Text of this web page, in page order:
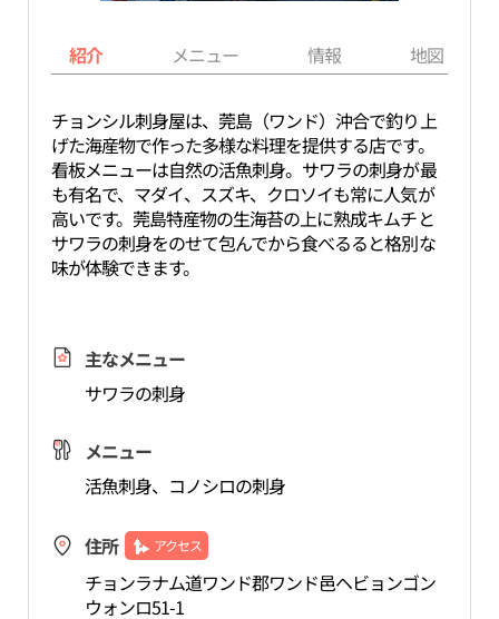
紹介 メニュー 情報 地図
チョンシル刺身屋は、莞島（ワンド）沖合で釣り上
げた海産物で作った多様な料理を提供する店です。
看板メニューは自然の活魚刺身。サワラの刺身が最
も有名で、マダイ、スズキ、クロソイも常に人気が
高いです。莞島特産物の生海苔の上に熟成キムチと
サワラの刺身をのせて包んでから食べるると格別な
味が体験できます。
主なメニュー
サワラの刺身
メニュー
活魚刺身、コノシロの刺身
住所 アクセス
チョンラナム道ワンド郡ワンド邑ヘビョンゴン
ウォンロ51-1